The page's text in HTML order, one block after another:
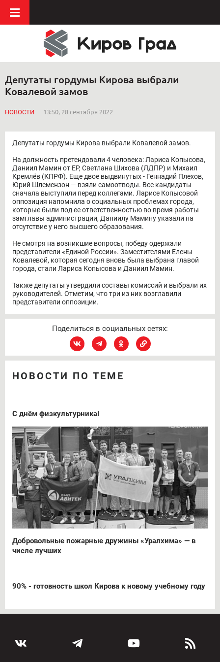
Депутаты гордумы Кирова выбрали
Ковалевой замов
НОВОСТИ 13:50, 28 сентября 2022
Депутаты гордумы Кирова выбрали Ковалевой замов.
На должность претендовали 4 человека: Лариса Копысова,
Даниил Мамин от ЕР, Светлана Шихова (ЛДПР) и Михаил
Кремлёв (КПРФ). Еще двое выдвинутых - Геннадий Плехов,
Юрий Шлемензон — взяли самоотводы. Все кандидаты
сначала выступили перед коллегами. Ларисе Копысовой
оппозиция напомнила о социальных проблемах города,
которые были под ее ответственностью во время работы
замглавы администрации, Даниилу Мамину указали на
отсутствие у него высшего образования.
Не смотря на возникшие вопросы, победу одержали
представители «Единой России». Заместителями Елены
Ковалевой, которая сегодня вновь была выбрана главой
города, стали Лариса Копысова и Даниил Мамин.
Также депутаты утвердили составы комиссий и выбрали их
руководителей. Отметим, что три из них возглавили
представители оппозиции.
Поделиться в социальных сетях:
НОВОСТИ ПО ТЕМЕ
С днём физкультурника!
Добровольные пожарные дружины «Уралхима» — в
числе лучших
90% - готовность школ Кирова к новому учебному году